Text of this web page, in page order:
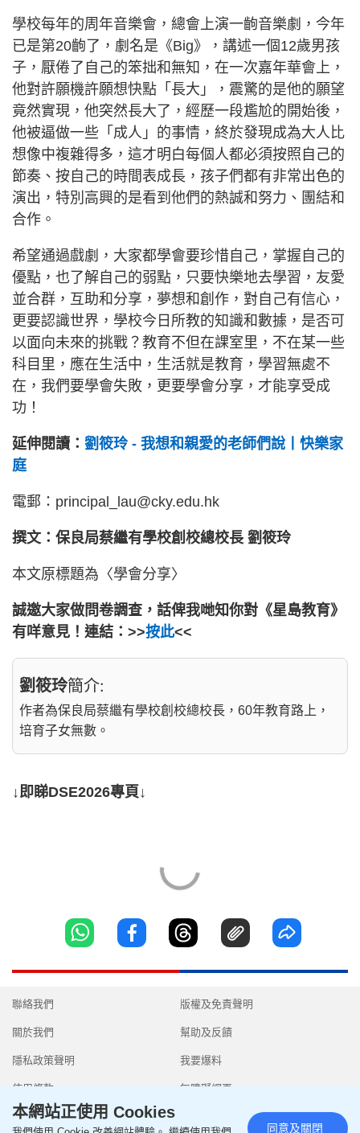
學校每年的周年音樂會，總會上演一齣音樂劇，今年
已是第20齣了，劇名是《Big》，講述一個12歲男孩
子，厭倦了自己的笨拙和無知，在一次嘉年華會上，
他對許願機許願想快點「長大」，震驚的是他的願望
竟然實現，他突然長大了，經歷一段尷尬的開始後，
他被逼做一些「成人」的事情，終於發現成為大人比
想像中複雜得多，這才明白每個人都必須按照自己的
節奏、按自己的時間表成長，孩子們都有非常出色的
演出，特別高興的是看到他們的熱誠和努力、團結和
合作。
希望通過戲劇，大家都學會要珍惜自己，掌握自己的
優點，也了解自己的弱點，只要快樂地去學習，友愛
並合群，互助和分享，夢想和創作，對自己有信心，
更要認識世界，學校今日所教的知識和數據，是否可
以面向未來的挑戰？教育不但在課室里，不在某一些
科目里，應在生活中，生活就是教育，學習無處不
在，我們要學會失敗，更要學會分享，才能享受成
功！
延伸閱讀： 劉筱玲 - 我想和親愛的老師們說丨快樂家
庭
電郵：principal_lau@cky.edu.hk
撰文：保良局蔡繼有學校創校總校長 劉筱玲
本文原標題為〈學會分享〉
誠邀大家做問卷調查，話俾我哋知你對《星島教育》
有咩意見！連結：>>按此<<
劉筱玲簡介:
作者為保良局蔡繼有學校創校總校長，60年教育路上，
培育子女無數。
↓即睇DSE2026專頁↓
聯絡我們
關於我們
隱私政策聲明
使用條款
版權及免責聲明
幫助及反饋
我要爆料
無障礙網頁
本網站正使用 Cookies
同意及關閉